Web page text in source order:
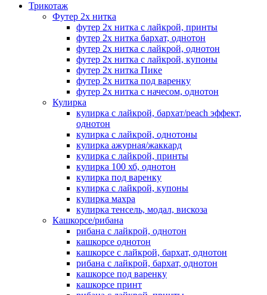
Трикотаж
Футер 2х нитка
футер 2х нитка с лайкрой, принты
футер 2х нитка бархат, однотон
футер 2х нитка с лайкрой, однотон
футер 2х нитка с лайкрой, купоны
футер 2х нитка Пике
футер 2х нитка под варенку
футер 2х нитка с начесом, однотон
Кулирка
кулирка с лайкрой, бархат/peach эффект,
однотон
кулирка с лайкрой, однотоны
кулирка ажурная/жаккард
кулирка с лайкрой, принты
кулирка 100 хб, однотон
кулирка под варенку
кулирка с лайкрой, купоны
кулирка махра
кулирка тенсель, модал, вискоза
Кашкорсе/рибана
рибана с лайкрой, однотон
кашкорсе однотон
кашкорсе с лайкрой, бархат, однотон
рибана с лайкрой, бархат, однотон
кашкорсе под варенку
кашкорсе принт